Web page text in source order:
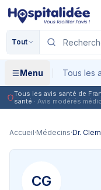
Aller au contenu
Tout
Menu Tous les
Tous les avis santé de
santé · Avis modérés
Accueil·Médecins·Dr.
CG